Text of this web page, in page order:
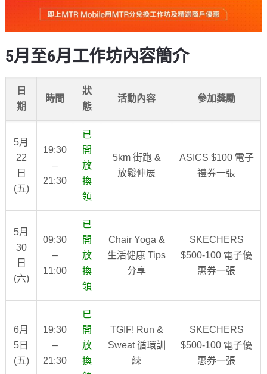
5月至6月工作坊內容簡介
日
期
時間
狀
態
活動內容 參加獎勵
5月
22
日
(五)
19:30
–
21:30
已
開
放
換
領
5km 街跑 &
放鬆伸展
ASICS $100 電子
禮券一張
5月
30
日
(六)
09:30
–
11:00
已
開
放
換
領
Chair Yoga &
生活健康 Tips
分享
SKECHERS
$500-100 電子優
惠券一張
6月
5日
(五)
19:30
–
21:30
已
開
放
換
TGIF! Run &
Sweat 循環訓
練
SKECHERS
$500-100 電子優
惠券一張